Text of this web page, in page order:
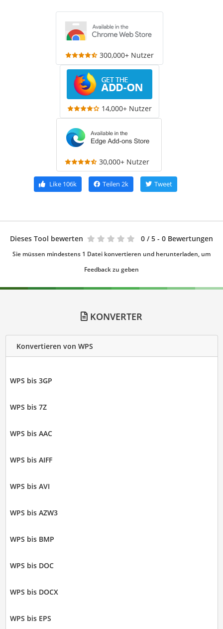
300,000+ Nutzer
14,000+ Nutzer
30,000+ Nutzer
Like 106k Teilen 2k Tweet
Dieses Tool bewerten 0 / 5 - 0 Bewertungen
Sie müssen mindestens 1 Datei konvertieren und herunterladen, um
Feedback zu geben
KONVERTER
Konvertieren von WPS
WPS bis 3GP
WPS bis 7Z
WPS bis AAC
WPS bis AIFF
WPS bis AVI
WPS bis AZW3
WPS bis BMP
WPS bis DOC
WPS bis DOCX
WPS bis EPS